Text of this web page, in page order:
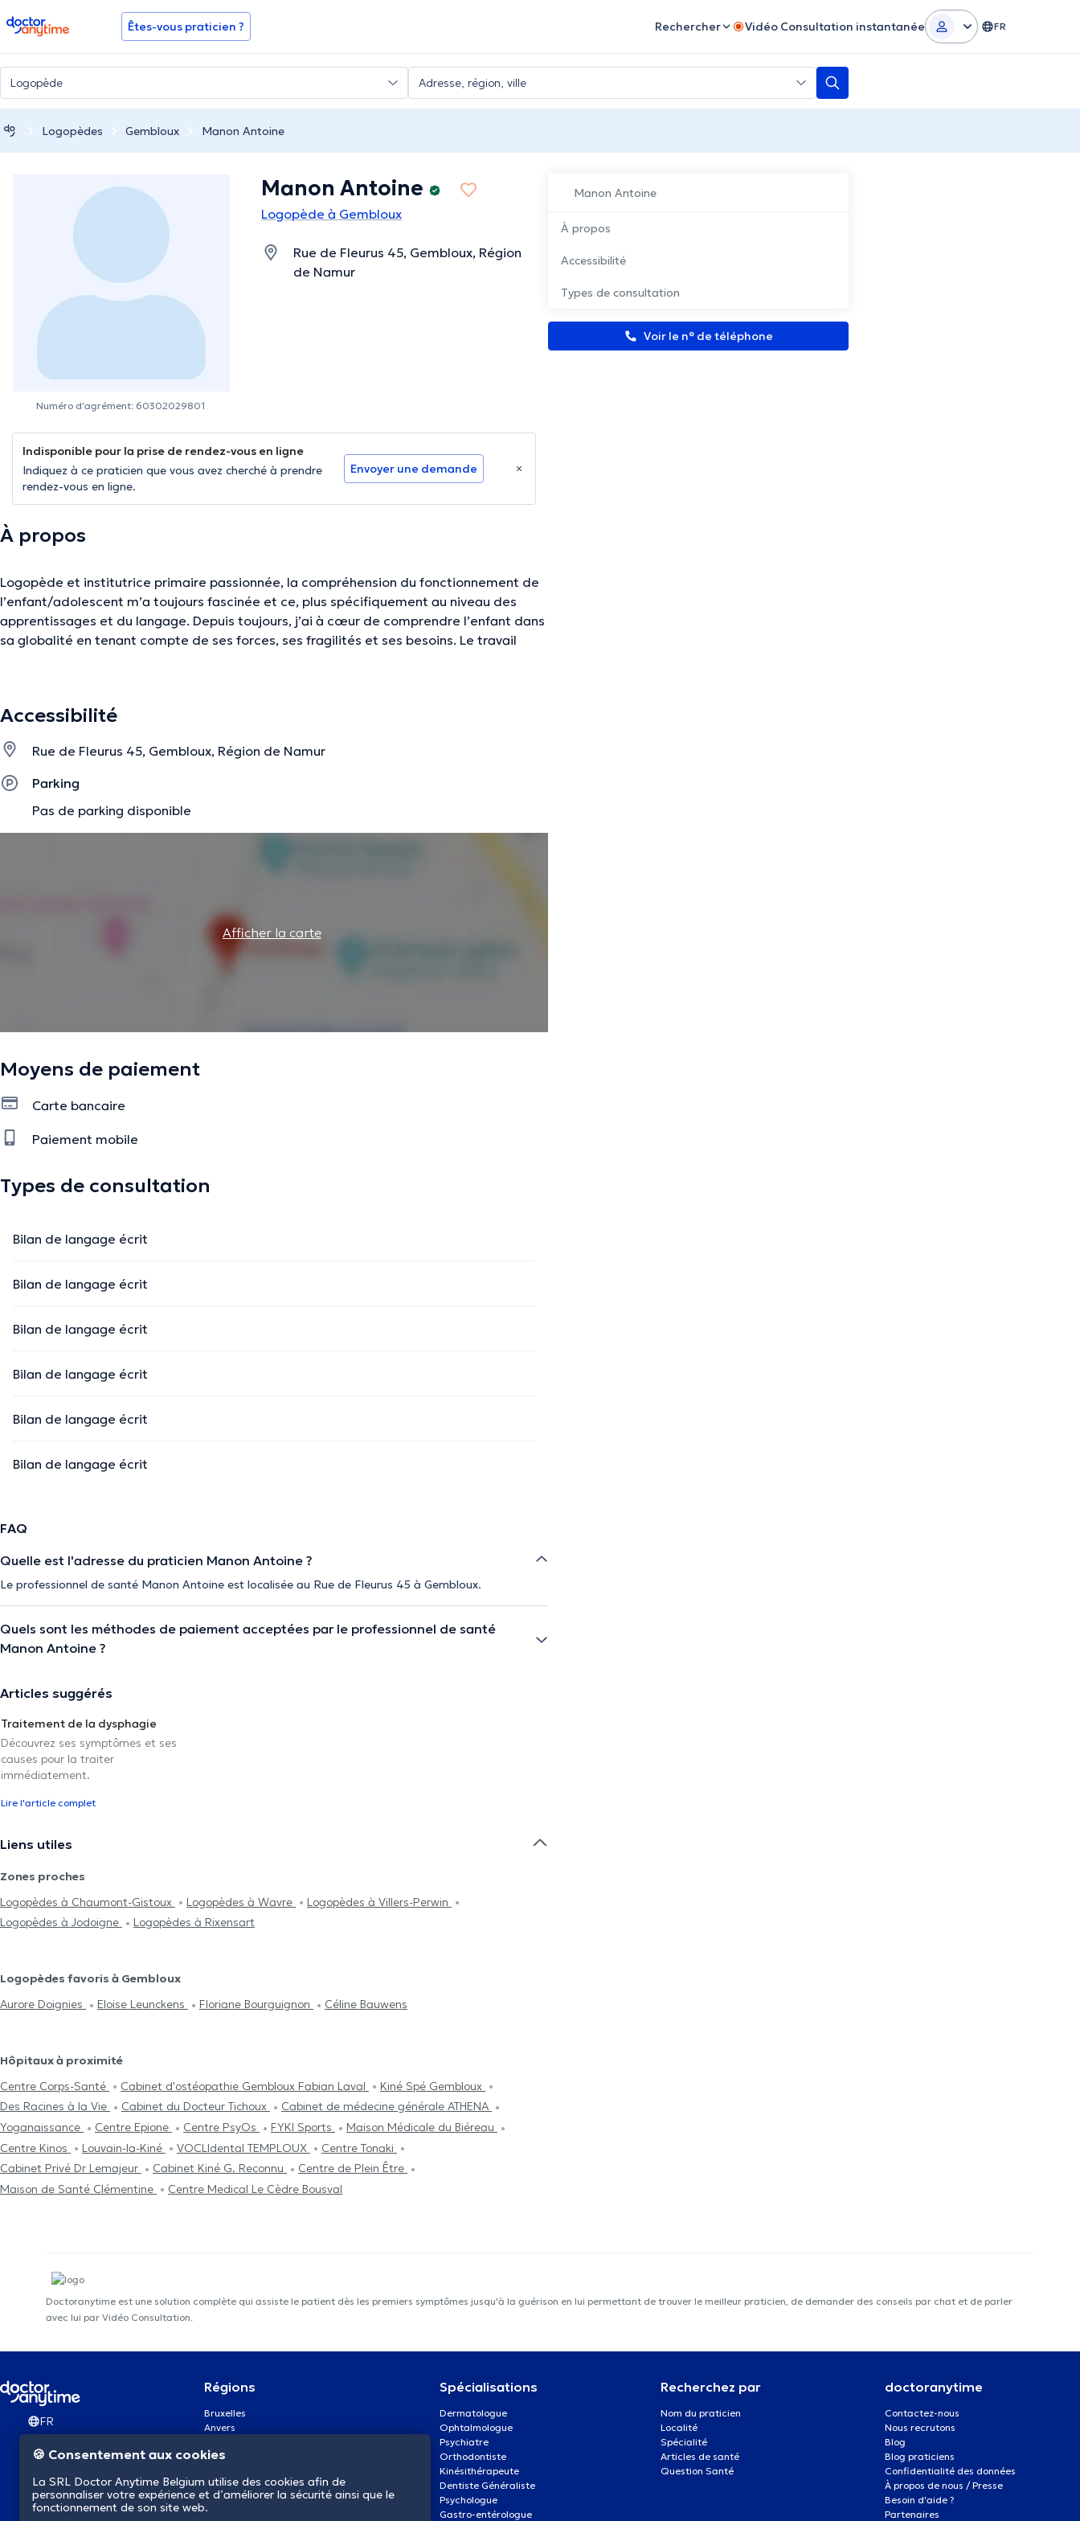
doctoranytime Êtes-vous praticien ? Rechercher Vidéo Consultation instantanée FR
Logopèdes Gembloux Manon Antoine
Manon Antoine
À propos
Accessibilité
Types de consultation
Voir le n° de téléphone
Numéro d'agrément: 60302029801
Manon Antoine
Logopède à Gembloux
Rue de Fleurus 45, Gembloux, Région
de Namur
Indisponible pour la prise de rendez-vous en ligne
Indiquez à ce praticien que vous avez cherché à prendre
rendez-vous en ligne.
Envoyer une demande
À propos
Logopède et institutrice primaire passionnée, la compréhension du fonctionnement de
l’enfant/adolescent m’a toujours fascinée et ce, plus spécifiquement au niveau des
apprentissages et du langage. Depuis toujours, j’ai à cœur de comprendre l’enfant dans
sa globalité en tenant compte de ses forces, ses fragilités et ses besoins. Le travail
de votre enfant pour qu’il puisse lui-même comprendre son propre fonctionnement,
Guidée par la bienveillance, l’empathie et l’optimisme, je reçois les enfants (à partir de
4 ans) et adolescents dans le cadre d’évaluations et d’interventions des difficultés
• Langage oral : trouble développemental du langage (dysphasie), retard de langage ou
• Apprentissages numériques : trouble spécifique des apprentissages numériques
Je suis également formée à la mise en place de l’outil informatique (PC et IPAD) dans le
Accessibilité
Rue de Fleurus 45, Gembloux, Région de Namur
Parking
Pas de parking disponible
Afficher la carte
Moyens de paiement
Carte bancaire
Paiement mobile
Types de consultation
Bilan de langage écrit
Bilan de langage écrit
Bilan de langage écrit
Bilan de langage écrit
Bilan de langage écrit
Bilan de langage écrit
FAQ
Quelle est l'adresse du praticien Manon Antoine ?
Le professionnel de santé Manon Antoine est localisée au Rue de Fleurus 45 à Gembloux.
Quels sont les méthodes de paiement acceptées par le professionnel de santé
Manon Antoine ?
Articles suggérés
Traitement de la dysphagie
Découvrez ses symptômes et ses
causes pour la traiter
immédiatement.
Lire l'article complet
Liens utiles
Zones proches
Logopèdes à Chaumont-Gistoux
Logopèdes à Wavre
Logopèdes à Villers-Perwin
Logopèdes à Jodoigne
Logopèdes à Rixensart
Logopèdes favoris à Gembloux
Aurore Doignies
Eloise Leunckens Floriane Bourguignon Céline Bauwens
Hôpitaux à proximité
Centre Corps-Santé
Cabinet d'ostéopathie Gembloux Fabian Laval
Kiné Spé Gembloux
Des Racines à la Vie
Cabinet du Docteur Tichoux
Cabinet de médecine générale ATHENA
Yoganaissance
Centre Epione Centre PsyOs FYKI Sports
Maison Médicale du Biéreau
Centre Kinos
Louvain-la-Kiné VOCLIdental TEMPLOUX
Centre Tonaki
Cabinet Privé Dr Lemajeur
Cabinet Kiné G. Reconnu
Centre de Plein Être
Maison de Santé Clémentine
Centre Medical Le Cèdre Bousval
Doctoranytime est une solution complète qui assiste le patient dès les premiers symptômes jusqu'à la guérison en lui permettant de trouver le meilleur praticien, de demander des conseils par chat et de parler
avec lui par Vidéo Consultation.
FR
Régions
Bruxelles
Anvers
Charleroi
Bruges
Namur
Louvain
Spécialisations
Dermatologue
Ophtalmologue
Psychiatre
Orthodontiste
Kinésithérapeute
Dentiste Généraliste
Psychologue
Gastro-entérologue
Recherchez par
Nom du praticien
Localité
Spécialité
Articles de santé
Question Santé
doctoranytime
Contactez-nous
Nous recrutons
Blog
Blog praticiens
Confidentialité des données
À propos de nous / Presse
Besoin d'aide ?
Partenaires
🍪 Consentement aux cookies
La SRL Doctor Anytime Belgium utilise des cookies afin de
personnaliser votre expérience et d’améliorer la sécurité ainsi que le
fonctionnement de son site web.